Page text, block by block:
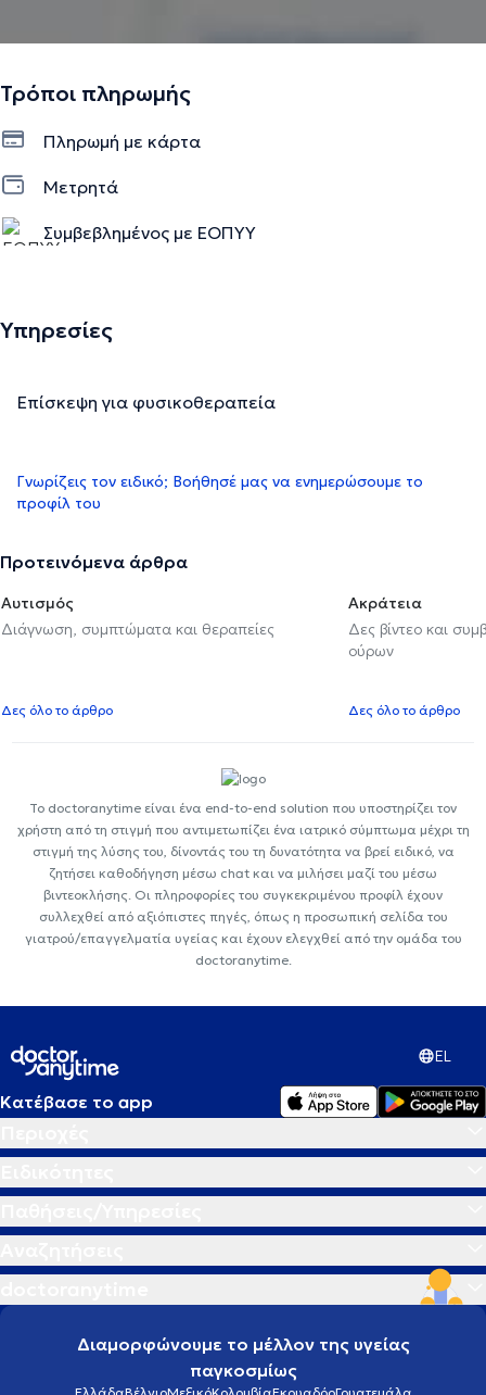
Τρόποι πληρωμής
Πληρωμή με κάρτα
Μετρητά
Συμβεβλημένος με ΕΟΠΥΥ
Υπηρεσίες
Επίσκεψη για φυσικοθεραπεία
Γνωρίζεις τον ειδικό; Βοήθησέ μας να ενημερώσουμε το
προφίλ του
Προτεινόμενα άρθρα
Αυτισμός
Διάγνωση, συμπτώματα και θεραπείες
Δες όλο το άρθρο
Ακράτεια
Δες βίντεο και
ούρων
Δες όλο το άρθρο
Το doctoranytime είναι ένα end-to-end solution που υποστηρίζει τον
χρήστη από τη στιγμή που αντιμετωπίζει ένα ιατρικό σύμπτωμα μέχρι τη
στιγμή της λύσης του, δίνοντάς του τη δυνατότητα να βρεί ειδικό, να
ζητήσει καθοδήγηση μέσω chat και να μιλήσει μαζί του μέσω
βιντεοκλήσης. Οι πληροφορίες του συγκεκριμένου προφίλ έχουν
συλλεχθεί από αξιόπιστες πηγές, όπως η προσωπική σελίδα του
γιατρού/επαγγελματία υγείας και έχουν ελεγχθεί από την ομάδα του
doctoranytime.
EL
Κατέβασε το app
Διαμορφώνουμε το μέλλον της υγείας
παγκοσμίως